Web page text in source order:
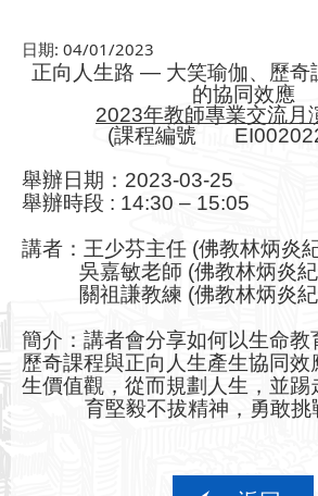
日期: 04/01/2023
正向人生路 — 大笑瑜伽、歷
的協同效應
2023年教師專業交流月
(課程編號
舉辦日期：2023-03-25
舉辦時段 : 14:30 – 15:05
講者 ： 王少芬主任 (佛教林炳炎
吳嘉敏老師 (佛教林炳炎
關祖謙教練 (佛教林炳炎
簡介：講者會分享如何以生命教
歷奇課程與正向人生產生協同效
生價值觀，從而規劃人生，並踢
育堅毅不拔精神，勇敢挑戰